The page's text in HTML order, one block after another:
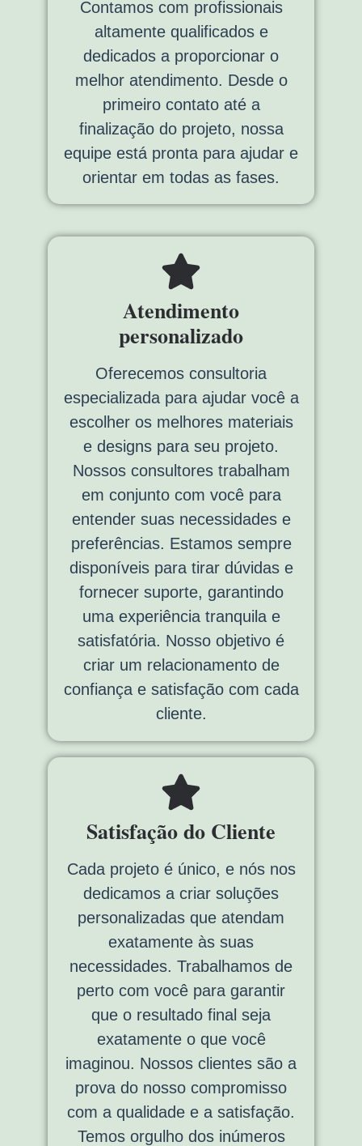
Contamos com profissionais
altamente qualificados e
dedicados a proporcionar o
melhor atendimento. Desde o
primeiro contato até a
finalização do projeto, nossa
equipe está pronta para ajudar e
orientar em todas as fases.
Atendimento
personalizado
Oferecemos consultoria
especializada para ajudar você a
escolher os melhores materiais
e designs para seu projeto.
Nossos consultores trabalham
em conjunto com você para
entender suas necessidades e
preferências. Estamos sempre
disponíveis para tirar dúvidas e
fornecer suporte, garantindo
uma experiência tranquila e
satisfatória. Nosso objetivo é
criar um relacionamento de
confiança e satisfação com cada
cliente.
Satisfação do Cliente
Cada projeto é único, e nós nos
dedicamos a criar soluções
personalizadas que atendam
exatamente às suas
necessidades. Trabalhamos de
perto com você para garantir
que o resultado final seja
exatamente o que você
imaginou. Nossos clientes são a
prova do nosso compromisso
com a qualidade e a satisfação.
Temos orgulho dos inúmeros